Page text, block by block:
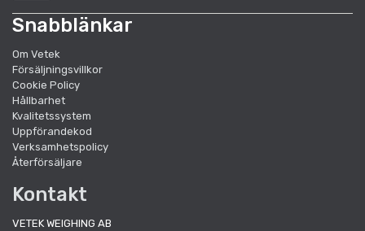
Snabblänkar
Om Vetek
Försäljningsvillkor
Cookie Policy
Hållbarhet
Kvalitetssystem
Uppförandekod
Verksamhetspolicy
Återförsäljare
Kontakt
VETEK WEIGHING AB